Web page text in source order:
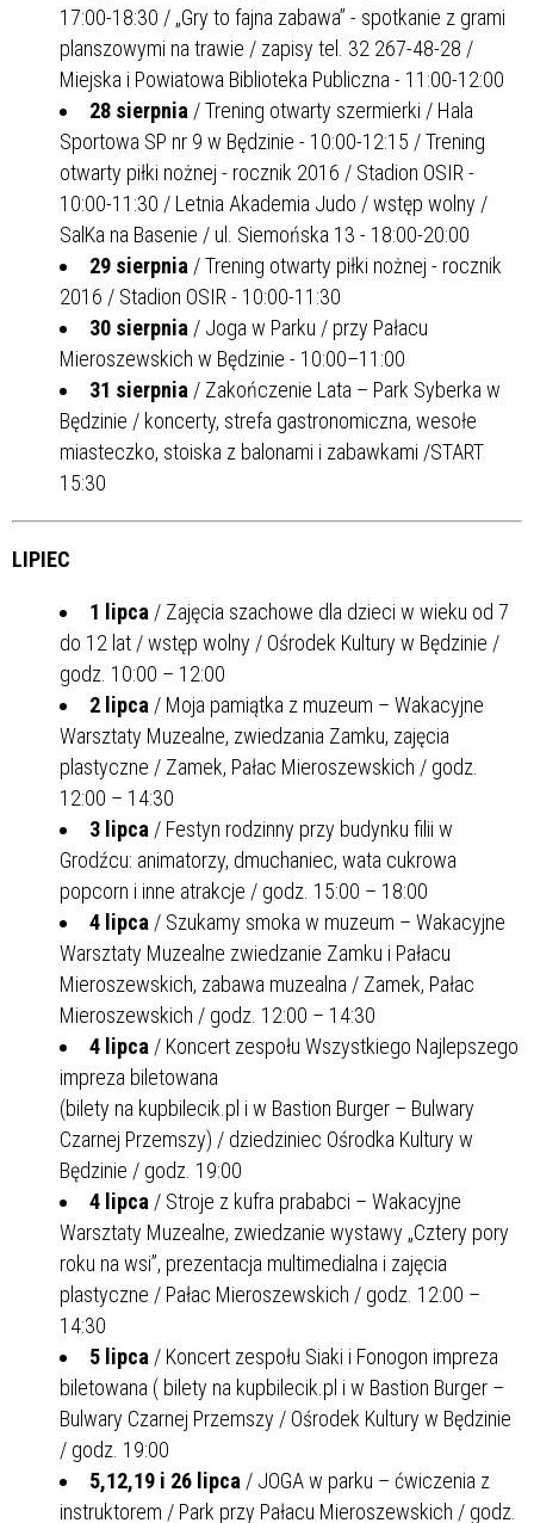
17:00-18:30 / „Gry to fajna zabawa” - spotkanie z grami
planszowymi na trawie / zapisy tel. 32 267-48-28 /
Miejska i Powiatowa Biblioteka Publiczna - 11:00-12:00
28 sierpnia / Trening otwarty szermierki / Hala
Sportowa SP nr 9 w Będzinie - 10:00-12:15 / Trening
otwarty piłki nożnej - rocznik 2016 / Stadion OSIR -
10:00-11:30 / Letnia Akademia Judo / wstęp wolny /
SalKa na Basenie / ul. Siemońska 13 - 18:00-20:00
29 sierpnia / Trening otwarty piłki nożnej - rocznik
2016 / Stadion OSIR - 10:00-11:30
30 sierpnia / Joga w Parku / przy Pałacu
Mieroszewskich w Będzinie - 10:00–11:00
31 sierpnia / Zakończenie Lata – Park Syberka w
Będzinie / koncerty, strefa gastronomiczna, wesołe
miasteczko, stoiska z balonami i zabawkami /START
15:30
LIPIEC
1 lipca / Zajęcia szachowe dla dzieci w wieku od 7
do 12 lat / wstęp wolny / Ośrodek Kultury w Będzinie /
godz. 10:00 – 12:00
2 lipca / Moja pamiątka z muzeum – Wakacyjne
Warsztaty Muzealne, zwiedzania Zamku, zajęcia
plastyczne / Zamek, Pałac Mieroszewskich / godz.
12:00 – 14:30
3 lipca / Festyn rodzinny przy budynku filii w
Grodźcu: animatorzy, dmuchaniec, wata cukrowa
popcorn i inne atrakcje / godz. 15:00 – 18:00
4 lipca / Szukamy smoka w muzeum – Wakacyjne
Warsztaty Muzealne zwiedzanie Zamku i Pałacu
Mieroszewskich, zabawa muzealna / Zamek, Pałac
Mieroszewskich / godz. 12:00 – 14:30
4 lipca / Koncert zespołu Wszystkiego Najlepszego
impreza biletowana
(bilety na kupbilecik.pl i w Bastion Burger – Bulwary
Czarnej Przemszy) / dziedziniec Ośrodka Kultury w
Będzinie / godz. 19:00
4 lipca / Stroje z kufra prababci – Wakacyjne
Warsztaty Muzealne, zwiedzanie wystawy „Cztery pory
roku na wsi”, prezentacja multimedialna i zajęcia
plastyczne / Pałac Mieroszewskich / godz. 12:00 –
14:30
5 lipca / Koncert zespołu Siaki i Fonogon impreza
biletowana ( bilety na kupbilecik.pl i w Bastion Burger –
Bulwary Czarnej Przemszy / Ośrodek Kultury w Będzinie
/ godz. 19:00
5,12,19 i 26 lipca / JOGA w parku – ćwiczenia z
instruktorem / Park przy Pałacu Mieroszewskich / godz.